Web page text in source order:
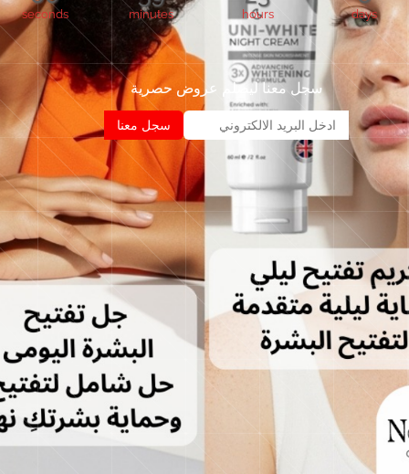
days
hours
minutes
seconds
سجل معنا ليصلم عروض حصرية